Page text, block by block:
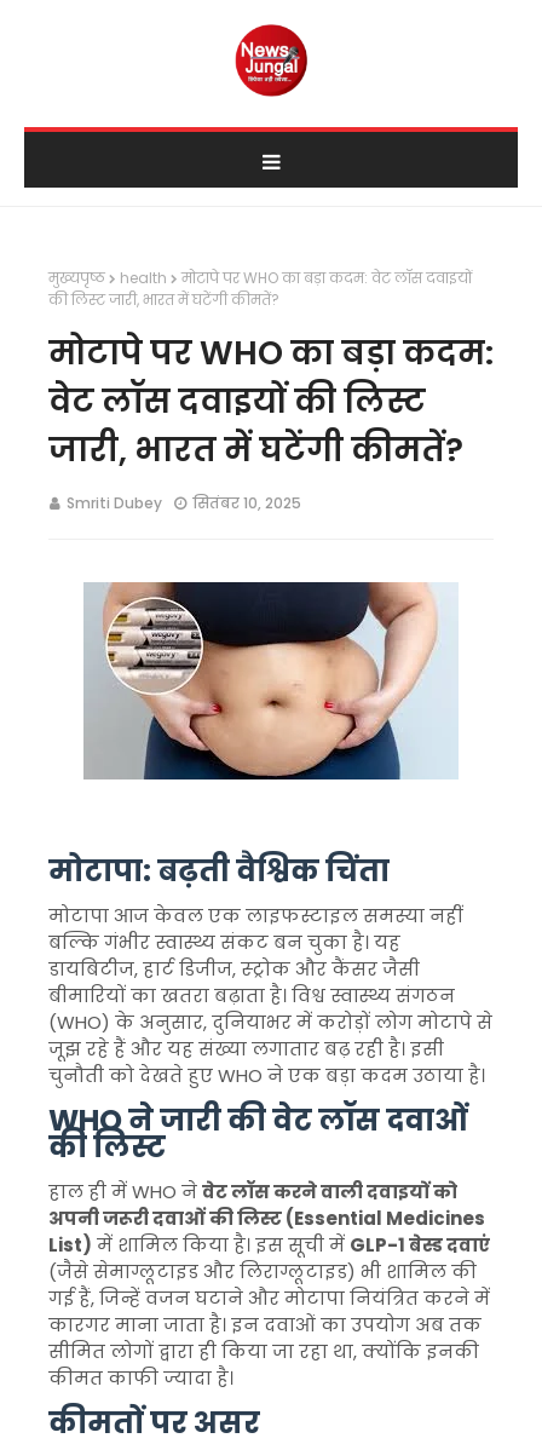
मुख्यपृष्ठ health
मोटापे पर WHO का बड़ा कदम: वेट लॉस दवाइयों
की लिस्ट जारी, भारत में घटेंगी कीमतें?
मोटापे पर WHO का बड़ा कदम:
वेट लॉस दवाइयों की लिस्ट
जारी, भारत में घटेंगी कीमतें?
Smriti Dubey सितंबर 10, 2025
मोटापा: बढ़ती वैश्विक चिंता
मोटापा आज केवल एक लाइफस्टाइल समस्या नहीं
बल्कि गंभीर स्वास्थ्य संकट बन चुका है। यह
डायबिटीज, हार्ट डिजीज, स्ट्रोक और कैंसर जैसी
बीमारियों का खतरा बढ़ाता है। विश्व स्वास्थ्य संगठन
(WHO) के अनुसार, दुनियाभर में करोड़ों लोग मोटापे से
जूझ रहे हैं और यह संख्या लगातार बढ़ रही है। इसी
चुनौती को देखते हुए WHO ने एक बड़ा कदम उठाया है।
WHO ने जारी की वेट लॉस दवाओं
की लिस्ट
हाल ही में WHO नेवेट लॉस करने वाली दवाइयों को
अपनी जरूरी दवाओं की लिस्ट (Essential Medicines
List) में शामिल किया है। इस सूची में GLP-1 बेस्ड दवाएं
(जैसे सेमाग्लूटाइड और लिराग्लूटाइड) भी शामिल की
गई हैं, जिन्हें वजन घटाने और मोटापा नियंत्रित करने में
कारगर माना जाता है। इन दवाओं का उपयोग अब तक
सीमित लोगों द्वारा ही किया जा रहा था, क्योंकि इनकी
कीमत काफी ज्यादा है।
कीमतों पर असर